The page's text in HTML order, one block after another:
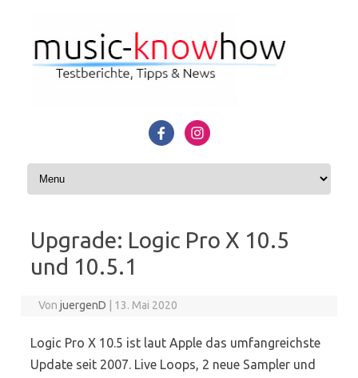
Zum Inhalt springen
Upgrade: Logic Pro X 10.5
und 10.5.1
VonjuergenD 13. Mai 2020
Logic Pro X 10.5 ist laut Apple das umfangreichste
Update seit 2007. Live Loops, 2 neue Sampler und